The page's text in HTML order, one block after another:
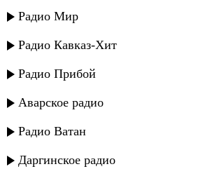
Радио Мир
Радио Кавказ-Хит
Радио Прибой
Аварское радио
Радио Ватан
Даргинское радио
Адилхан Баматказиев - Любимая
Гусейн Манапов - Чужая